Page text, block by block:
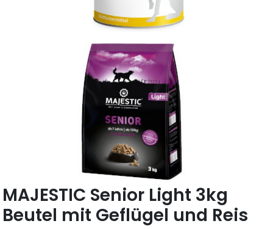
MAJESTIC Senior Light 3kg
Beutel mit Geflügel und Reis